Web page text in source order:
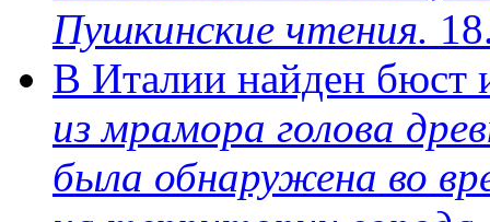
Пушкинские чтения.
В Италии найден бюст
из мрамора голова
была обнаружена во